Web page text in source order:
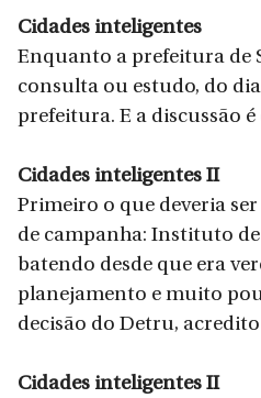
Cidades inteligentes
Enquanto a prefeitura de
consulta ou estudo, do
prefeitura. E a discussão
Cidades inteligentes II
Primeiro o que deveria
de campanha: Instituto
batendo desde que era
planejamento e muito
decisão do Detru,
Cidades inteligentes II